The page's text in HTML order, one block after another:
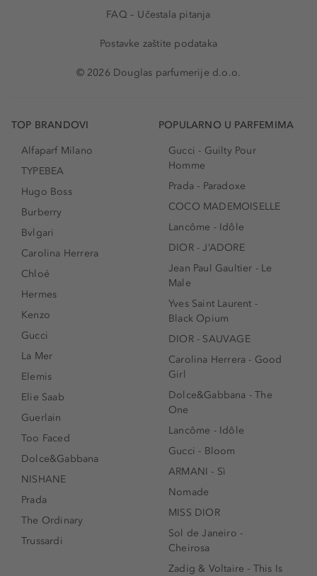
FAQ – Učestala pitanja
Postavke zaštite podataka
© 2026 Douglas parfumerije d.o.o.
TOP BRANDOVI
Alfaparf Milano
TYPEBEA
Hugo Boss
Burberry
Bvlgari
Carolina Herrera
Chloé
Hermes
Kenzo
Gucci
La Mer
Elemis
Elie Saab
Guerlain
Too Faced
Dolce&Gabbana
NISHANE
Prada
The Ordinary
Trussardi
POPULARNO U PARFEMIMA
Gucci - Guilty Pour
Homme
Prada - Paradoxe
COCO MADEMOISELLE
Lancôme - Idôle
DIOR - J’ADORE
Jean Paul Gaultier - Le
Male
Yves Saint Laurent -
Black Opium
DIOR - SAUVAGE
Carolina Herrera - Good
Girl
Dolce&Gabbana - The
One
Lancôme - Idôle
Gucci - Bloom
ARMANI - Sì
Nomade
MISS DIOR
Sol de Janeiro -
Cheirosa
Zadig & Voltaire - This Is